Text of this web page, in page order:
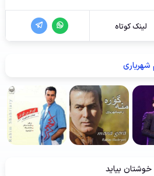
لینک کوتاه
شهریاری
بیاید